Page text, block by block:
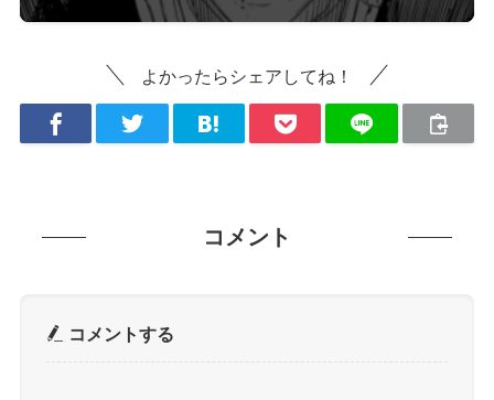
よかったらシェアしてね！
コメント
コメントする